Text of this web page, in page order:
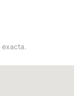
exacta.